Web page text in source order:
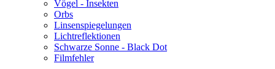
Vögel - Insekten
Orbs
Linsenspiegelungen
Lichtreflektionen
Schwarze Sonne - Black Dot
Filmfehler